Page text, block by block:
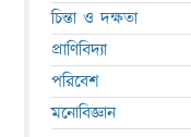
চিন্তা ও দক্ষতা
প্রাণিবিদ্যা
পরিবেশ
মনোবিজ্ঞান